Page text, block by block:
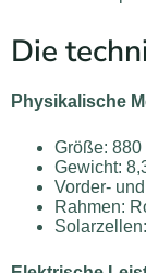
Die
Physikalische
Größe: 880
Gewicht:
Vorder-
Rahmen: